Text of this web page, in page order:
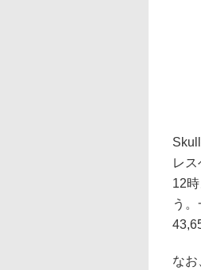
レ
12
う
なお